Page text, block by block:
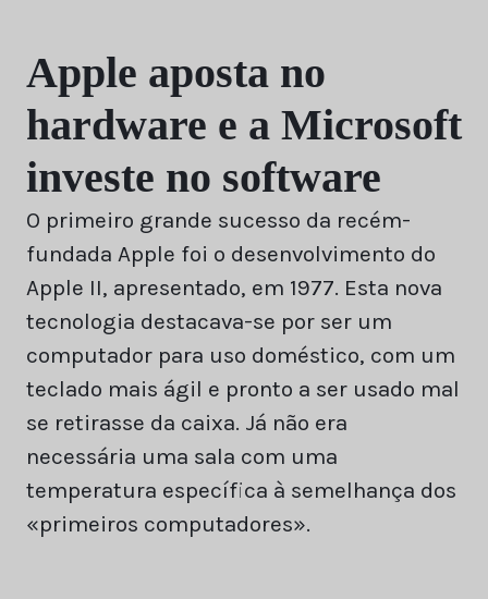
Apple aposta no
hardware e a Microsoft
investe no software
O primeiro grande sucesso da recém-
fundada Apple foi o desenvolvimento do
Apple II, apresentado, em 1977. Esta nova
tecnologia destacava-se por ser um
computador para uso doméstico, com um
teclado mais ágil e pronto a ser usado mal
se retirasse da caixa. Já não era
necessária uma sala com uma
temperatura específica à semelhança dos
«primeiros computadores».